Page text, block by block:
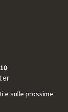
e sulle prossime